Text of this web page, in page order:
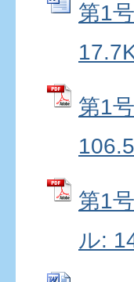
第1
第1
第1
ル: